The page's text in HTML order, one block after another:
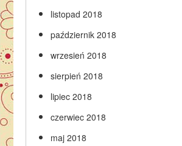
listopad 2018
październik 2018
wrzesień 2018
sierpień 2018
lipiec 2018
czerwiec 2018
maj 2018